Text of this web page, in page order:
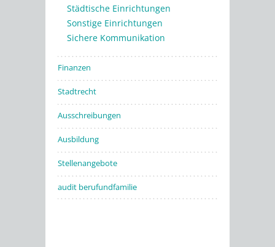
Städtische Einrichtungen
Sonstige Einrichtungen
Sichere Kommunikation
Finanzen
Stadtrecht
Ausschreibungen
Ausbildung
Stellenangebote
audit berufundfamilie